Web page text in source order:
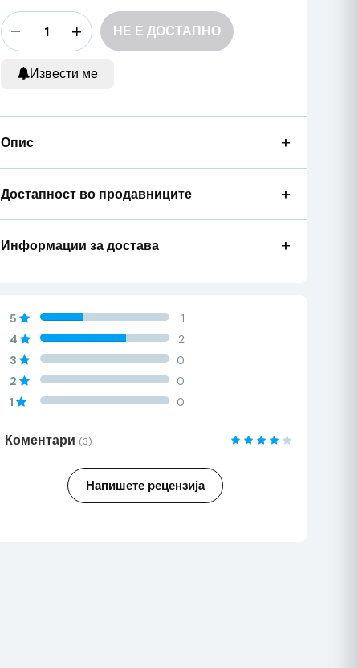
НЕ Е ДОСТАПНО
Извести ме
Опис +
Достапност во продавниците +
Информации за достава +
5 60%
Complete
1
4
60%
Complete
2
3
60%
Complete
0
2
60%
Complete
0
1
60%
Complete 0
Коментари (3)
Напишете рецензија